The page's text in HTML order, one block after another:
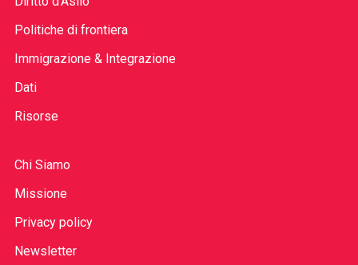
Politiche di frontiera
Immigrazione & Integrazione
Dati
Risorse
Chi Siamo
Missione
Privacy policy
Newsletter